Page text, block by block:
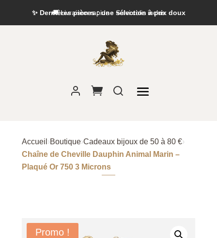
✨ Dernières pièces : une sélection à prix doux
Accueil ›Boutique›Cadeaux bijoux de 50 à 80 €›
Chaîne de Cheville Dauphin Animal Marin –
Plaqué Or 750 3 Microns
Promo !